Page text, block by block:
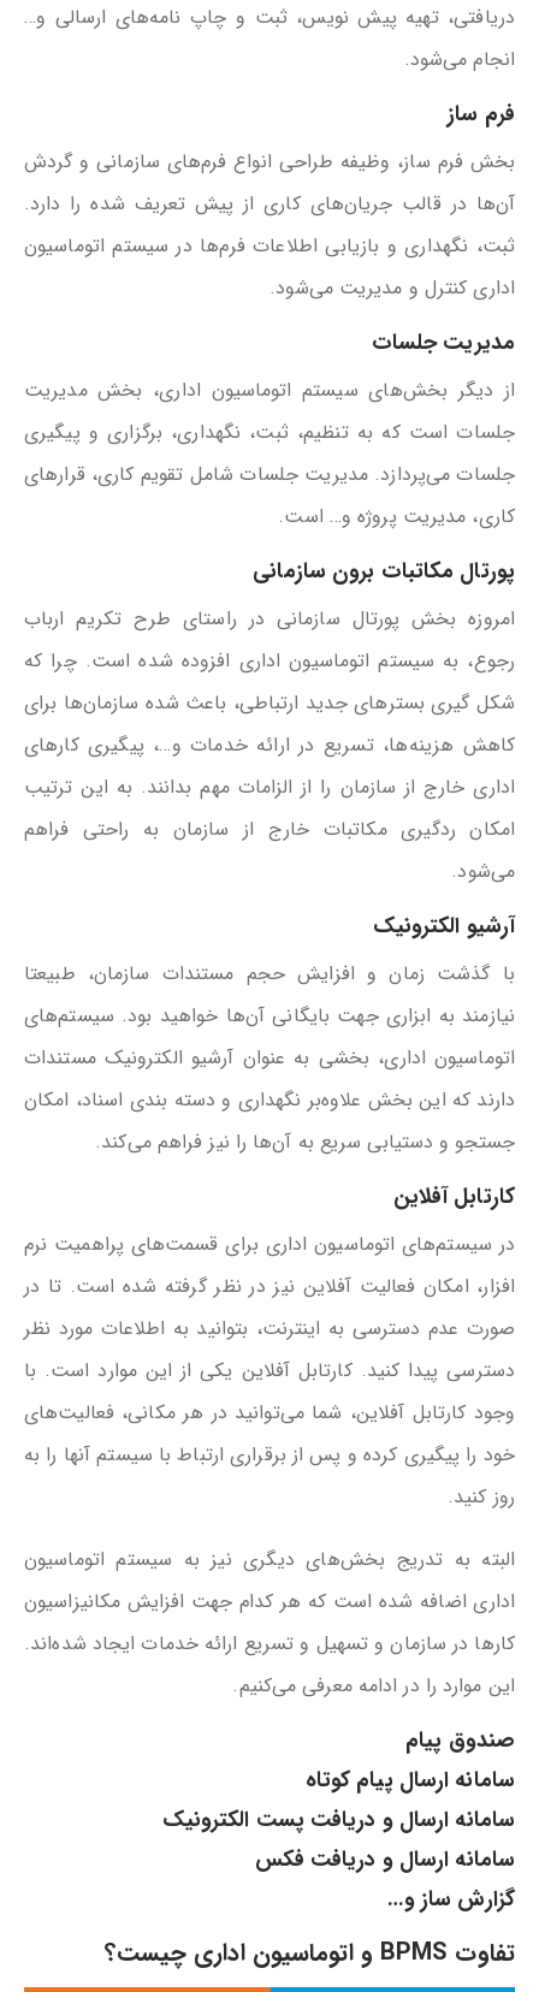
دریافتی، تهیه پیش نویس، ثبت و چاپ نامه‌های ارسالی و…
انجام می‌شود.
فرم ساز
بخش فرم ساز، وظیفه طراحی انواع فرم‌های سازمانی و گردش
آن‌ها در قالب جریان‌های کاری از پیش تعریف شده را دارد.
ثبت، نگهداری و بازیابی اطلاعات فرم‌ها در سیستم اتوماسیون
اداری کنترل و مدیریت می‌شود.
مدیریت جلسات
از دیگر بخش‌های سیستم اتوماسیون اداری، بخش مدیریت
جلسات است که به تنظیم، ثبت، نگهداری، برگزاری و پیگیری
جلسات می‌پردازد. مدیریت جلسات شامل تقویم کاری، قرارهای
کاری، مدیریت پروژه و… است.
پورتال مکاتبات برون سازمانی
امروزه بخش پورتال سازمانی در راستای طرح تکریم ارباب
رجوع، به سیستم اتوماسیون اداری افزوده شده است. چرا که
شکل گیری بسترهای جدید ارتباطی، باعث شده سازمان‌ها برای
کاهش هزینه‌ها، تسریع در ارائه خدمات و…، پیگیری کارهای
اداری خارج از سازمان را از الزامات مهم بدانند. به این ترتیب
امکان ردگیری مکاتبات خارج از سازمان به راحتی فراهم
می‌شود.
آرشیو الکترونیک
با گذشت زمان و افزایش حجم مستندات سازمان، طبیعتا
نیازمند به ابزاری جهت بایگانی آن‌ها خواهید بود. سیستم‌های
اتوماسیون اداری، بخشی به عنوان آرشیو الکترونیک مستندات
دارند که این بخش علاوه‌بر نگهداری و دسته بندی اسناد، امکان
جستجو و دستیابی سریع به آن‌ها را نیز فراهم می‌کند.
کارتابل آفلاین
در سیستم‌های اتوماسیون اداری برای قسمت‌های پراهمیت نرم
افزار، امکان فعالیت آفلاین نیز در نظر گرفته شده است. تا در
صورت عدم دسترسی به اینترنت، بتوانید به اطلاعات مورد نظر
دسترسی پیدا کنید. کارتابل آفلاین یکی از این موارد است. با
وجود کارتابل آفلاین، شما می‌توانید در هر مکانی، فعالیت‌های
خود را پیگیری کرده و پس از برقراری ارتباط با سیستم آنها را به
روز کنید.
البته به تدریج بخش‌های دیگری نیز به سیستم اتوماسیون
اداری اضافه شده است که هر کدام جهت افزایش مکانیزاسیون
کارها در سازمان و تسهیل و تسریع ارائه خدمات ایجاد شده‌اند.
این موارد را در ادامه معرفی می‌کنیم.
صندوق پیام
سامانه ارسال پیام کوتاه
سامانه ارسال و دریافت پست الکترونیک
سامانه ارسال و دریافت فکس
گزارش ساز و…
تفاوت BPMS و اتوماسیون اداری چیست؟